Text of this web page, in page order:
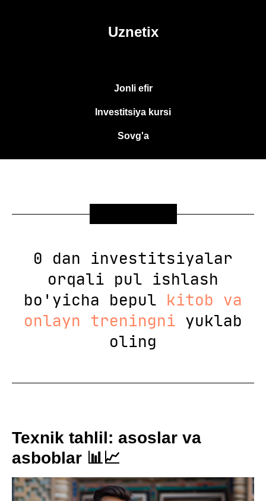
Uznetix
Jonli efir
Investitsiya kursi
Sovg'a
0 dan investitsiyalar
orqali pul ishlash
bo'yicha bepul kitob va
onlayn treningni yuklab
oling
Texnik tahlil: asoslar va
asboblar 📊📈